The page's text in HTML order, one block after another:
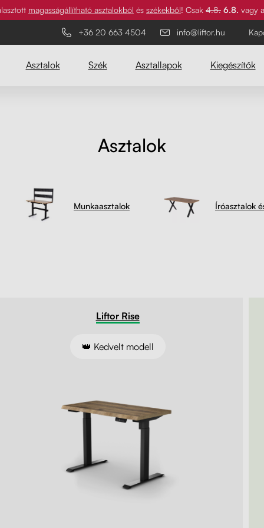
magasságállítható asztalokból és székekből! Csak 4.8. 6.8. vagy
+36 20 663 4504 info@liftor.hu
Asztalok Szék
Kiváló minőségű ergonomikus szék,
háttámlával és lábtartóval.
100 napa visszaküldésre. Gyártás és indítás 24 órán
Asztallapok Kiegészítők
Asztalok
Munkaasztalok Íróasztalok
Liftor Rise
👑 Kedvelt modell